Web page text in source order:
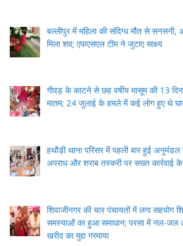
बल्लीपुर में महिला की संदिग्ध मौत से
मिला शव; एफएसएल टीम ने जुटाए साक्ष्य
गीदड़ के काटने से छह वर्षीय मासूम की 13 दिन
मातम; 24 जुलाई के हमले में कई लोग हुए थे
हथौड़ी थाना परिसर में पहली बार हुई अनुमंडल
अपराध और शराब तस्करी पर सख्त कार्रवाई के
शिवाजीनगर की चार पंचायतों में लगा सहयोग
समस्याओं का हुआ समाधान; परसा में नल-जल
खरीद का मुद्दा गरमाया